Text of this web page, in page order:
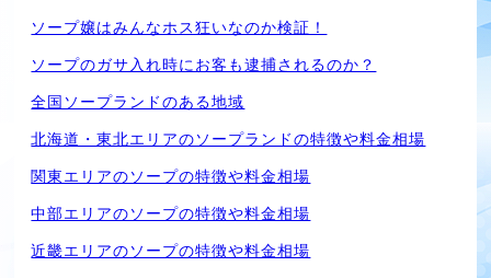
ソープ嬢はみんなホス狂いなのか検証！
ソープのガサ入れ時にお客も逮捕されるのか？
全国ソープランドのある地域
北海道・東北エリアのソープランドの特徴や料金相場
関東エリアのソープの特徴や料金相場
中部エリアのソープの特徴や料金相場
近畿エリアのソープの特徴や料金相場